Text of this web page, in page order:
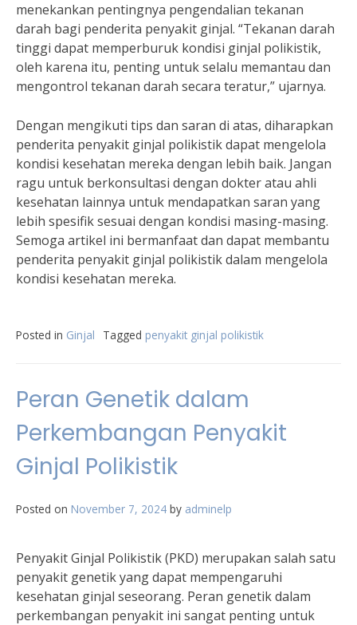
menekankan pentingnya pengendalian tekanan
darah bagi penderita penyakit ginjal. “Tekanan darah
tinggi dapat memperburuk kondisi ginjal polikistik,
oleh karena itu, penting untuk selalu memantau dan
mengontrol tekanan darah secara teratur,” ujarnya.
Dengan mengikuti tips dan saran di atas, diharapkan
penderita penyakit ginjal polikistik dapat mengelola
kondisi kesehatan mereka dengan lebih baik. Jangan
ragu untuk berkonsultasi dengan dokter atau ahli
kesehatan lainnya untuk mendapatkan saran yang
lebih spesifik sesuai dengan kondisi masing-masing.
Semoga artikel ini bermanfaat dan dapat membantu
penderita penyakit ginjal polikistik dalam mengelola
kondisi kesehatan mereka.
Posted in Ginjal Tagged penyakit ginjal polikistik
Peran Genetik dalam
Perkembangan Penyakit
Ginjal Polikistik
Posted on November 7, 2024 by adminelp
Penyakit Ginjal Polikistik (PKD) merupakan salah satu
penyakit genetik yang dapat mempengaruhi
kesehatan ginjal seseorang. Peran genetik dalam
perkembangan penyakit ini sangat penting untuk